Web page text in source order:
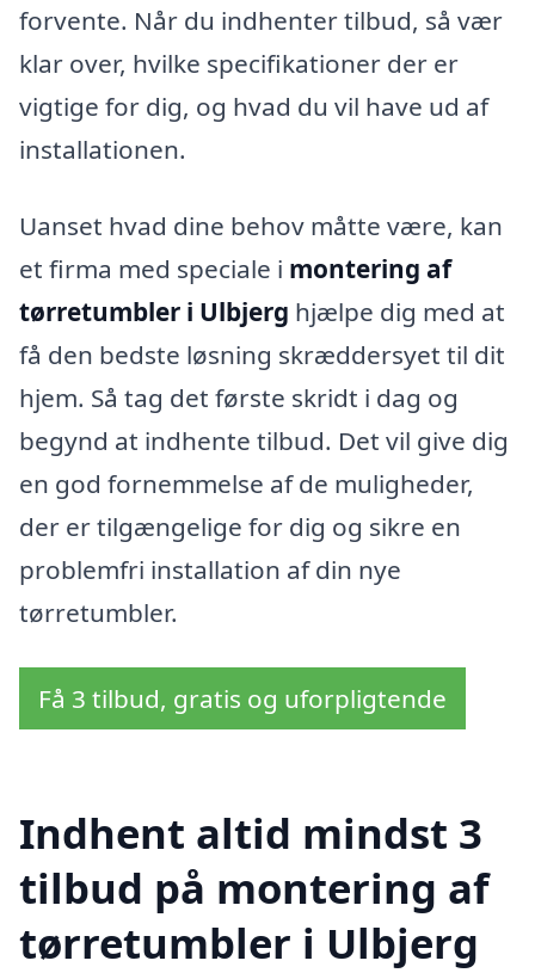
forvente. Når du indhenter tilbud, så vær
klar over, hvilke specifikationer der er
vigtige for dig, og hvad du vil have ud af
installationen.
Uanset hvad dine behov måtte være, kan
et firma med speciale i montering af
tørretumbler i Ulbjerg hjælpe dig med at
få den bedste løsning skræddersyet til dit
hjem. Så tag det første skridt i dag og
begynd at indhente tilbud. Det vil give dig
en god fornemmelse af de muligheder,
der er tilgængelige for dig og sikre en
problemfri installation af din nye
tørretumbler.
Få 3 tilbud, gratis og uforpligtende
Indhent altid mindst 3
tilbud på montering af
tørretumbler i Ulbjerg